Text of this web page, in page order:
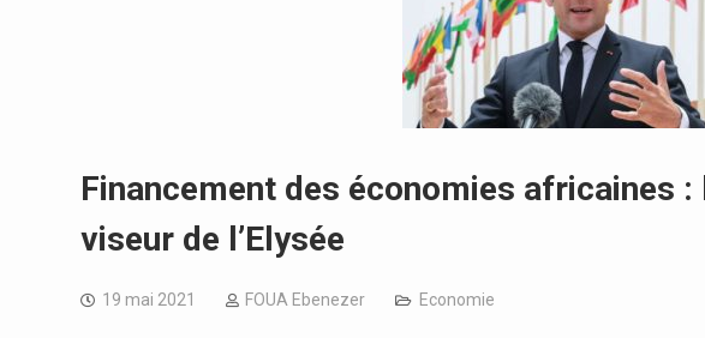
Financement des économies africaines
viseur de l’Elysée
19 mai 2021 FOUA Ebenezer Economie